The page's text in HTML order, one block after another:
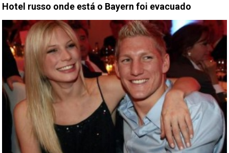
Hotel russo onde está o Bayern foi evacuado